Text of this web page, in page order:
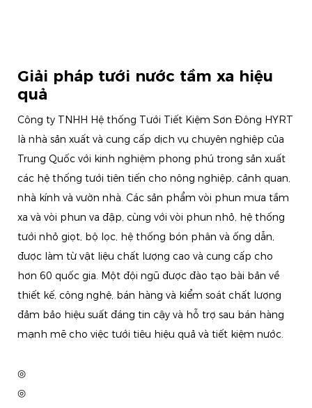
Giải pháp tưới nước tầm xa hiệu
quả
Công ty TNHH Hệ thống Tưới Tiết Kiệm Sơn Đông HYRT
là nhà sản xuất và cung cấp dịch vụ chuyên nghiệp của
Trung Quốc với kinh nghiệm phong phú trong sản xuất
các hệ thống tưới tiên tiến cho nông nghiệp, cảnh quan,
nhà kính và vườn nhà. Các sản phẩm vòi phun mưa tầm
xa và vòi phun va đập, cùng với vòi phun nhỏ, hệ thống
tưới nhỏ giọt, bộ lọc, hệ thống bón phân và ống dẫn,
được làm từ vật liệu chất lượng cao và cung cấp cho
hơn 60 quốc gia. Một đội ngũ được đào tạo bài bản về
thiết kế, công nghệ, bán hàng và kiểm soát chất lượng
đảm bảo hiệu suất đáng tin cậy và hỗ trợ sau bán hàng
mạnh mẽ cho việc tưới tiêu hiệu quả và tiết kiệm nước.
◎
◎